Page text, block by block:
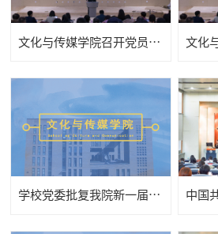
文化与传媒学院召开党员大会选举出席学校第七次党代会代表
学校党委批复我院新一届两委会选举结果